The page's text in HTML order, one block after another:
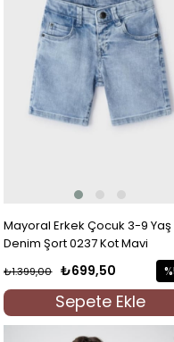
Mayoral Erkek Çocuk 3-9 Yaş
Denim Şort 0237 Kot Mavi
₺699,50
₺1.399,00
Sepete Ekle